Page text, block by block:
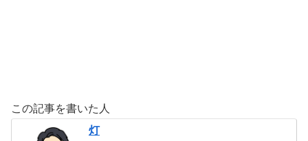
この記事を書いた人
灯